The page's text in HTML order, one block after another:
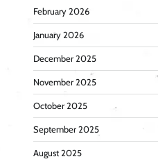
February 2026
January 2026
December 2025
November 2025
October 2025
September 2025
August 2025